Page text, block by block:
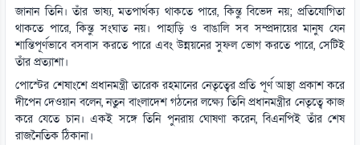
জানান তিনি। তাঁর ভাষ্য, মতপার্থক্য থাকতে পারে, কিন্তু বিভেদ নয়; প্রতিযোগিতা
থাকতে পারে, কিন্তু সংঘাত নয়। পাহাড়ি ও বাঙালি সব সম্প্রদায়ের মানুষ যেন
শান্তিপূর্ণভাবে বসবাস করতে পারে এবং উন্নয়নের সুফল ভোগ করতে পারে, সেটিই
তাঁর প্রত্যাশা।
পোস্টের শেষাংশে প্রধানমন্ত্রী তারেক রহমানের নেতৃত্বের প্রতি পূর্ণ আস্থা প্রকাশ করে
দীপেন দেওয়ান বলেন, নতুন বাংলাদেশ গঠনের লক্ষ্যে তিনি প্রধানমন্ত্রীর নেতৃত্বে কাজ
করে যেতে চান। একই সঙ্গে তিনি পুনরায় ঘোষণা করেন, বিএনপিই তাঁর শেষ
রাজনৈতিক ঠিকানা।